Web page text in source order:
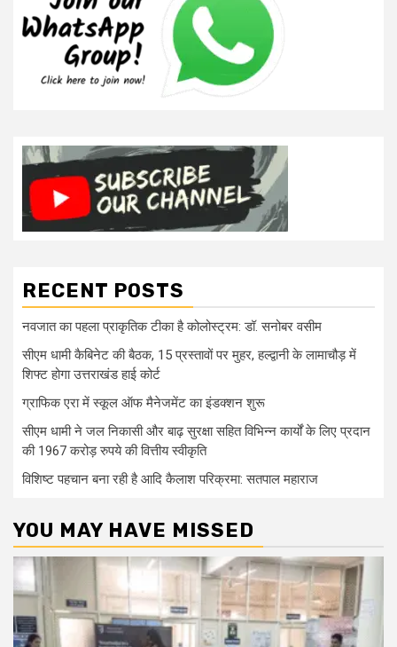
RECENT POSTS
नवजात का पहला प्राकृतिक टीका है कोलोस्ट्रम: डॉ. सनोबर वसीम
सीएम धामी कैबिनेट की बैठक, 15 प्रस्तावों पर मुहर, हल्द्वानी के लामाचौड़ में
शिफ्ट होगा उत्तराखंड हाई कोर्ट
ग्राफिक एरा में स्कूल ऑफ मैनेजमेंट का इंडक्शन शुरू
सीएम धामी ने जल निकासी और बाढ़ सुरक्षा सहित विभिन्न कार्यों के लिए प्रदान
की 1967 करोड़ रुपये की वित्तीय स्वीकृति
विशिष्ट पहचान बना रही है आदि कैलाश परिक्रमा: सतपाल महाराज
YOU MAY HAVE MISSED